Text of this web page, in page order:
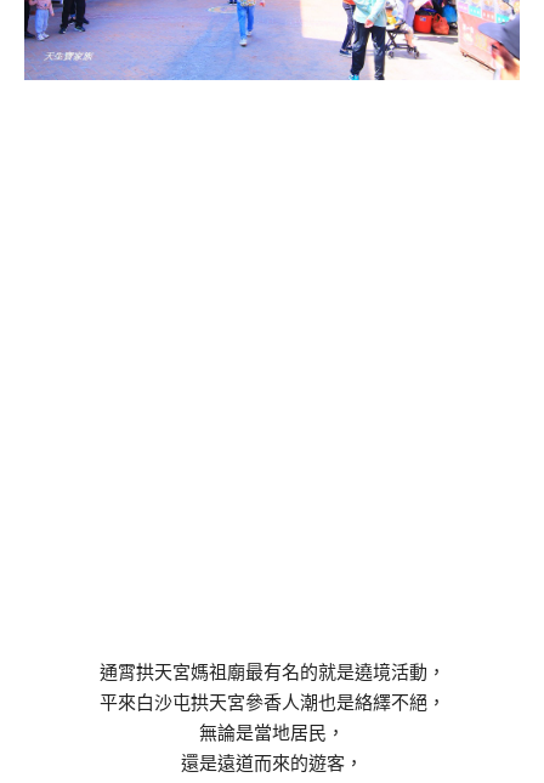
通霄拱天宮媽祖廟最有名的就是遶境活動，
平來白沙屯拱天宮參香人潮也是絡繹不絕，
無論是當地居民，
還是遠道而來的遊客，